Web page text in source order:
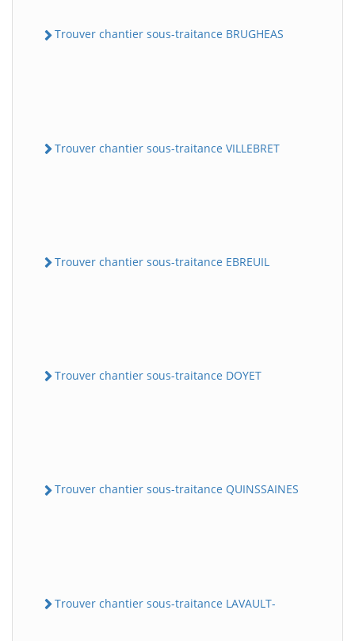
Trouver chantier sous-traitance BRUGHEAS
Trouver chantier sous-traitance VILLEBRET
Trouver chantier sous-traitance EBREUIL
Trouver chantier sous-traitance DOYET
Trouver chantier sous-traitance QUINSSAINES
Trouver chantier sous-traitance LAVAULT-